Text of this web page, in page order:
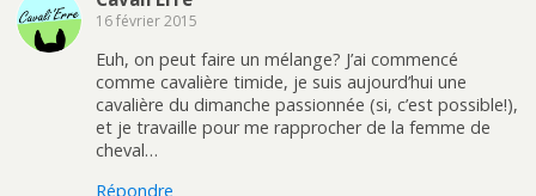
16 février 2015
Euh, on peut faire un mélange? J’ai commencé
comme cavalière timide, je suis aujourd’hui une
cavalière du dimanche passionnée (si, c’est possible!),
et je travaille pour me rapprocher de la femme de
cheval…
Répondre